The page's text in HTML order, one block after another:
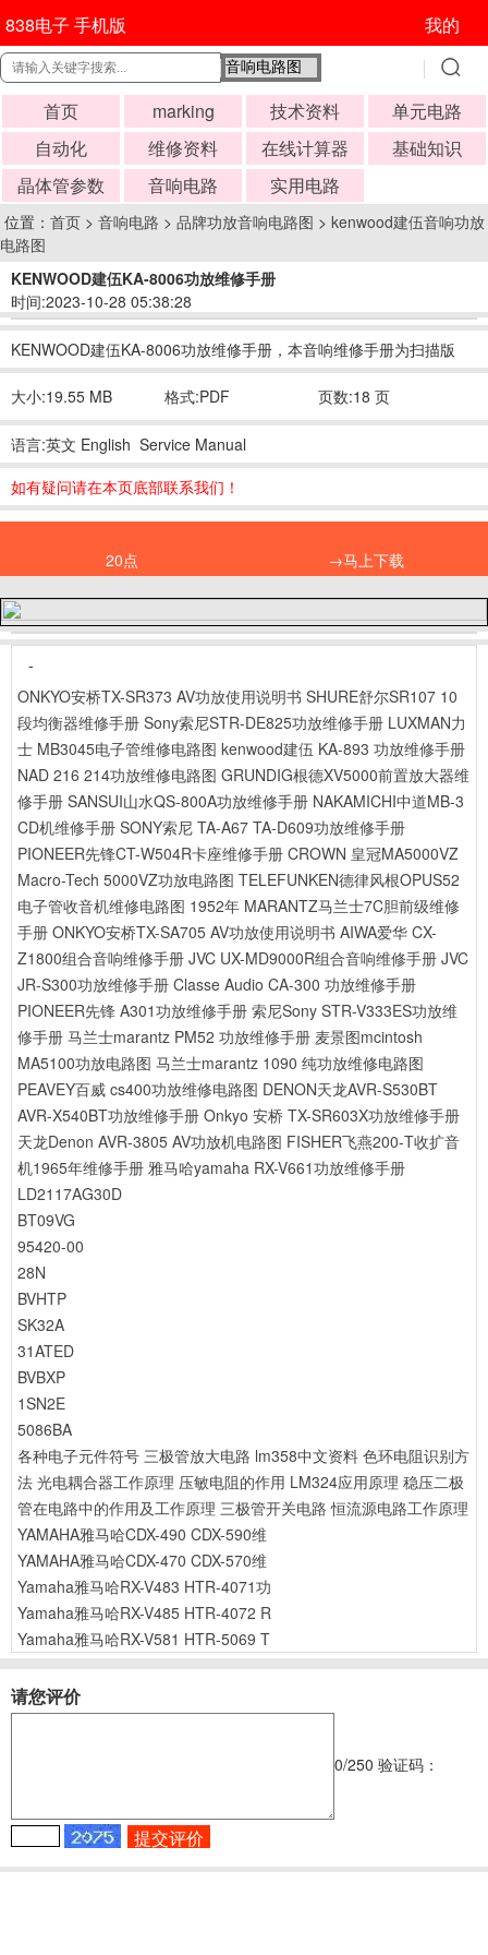
838电子 手机版 我的
首页 marking 技术资料
单元电路
自动化
维修资料 在线计算器
基础知识
晶体管参数
音响电路 实用电路
位置： 首页 > 音响电路 > 品牌功放音响电路图 > kenwood建伍音响功放
电路图
KENWOOD建伍KA-8006功放维修手册
时间:2023-10-28 05:38:28
KENWOOD建伍KA-8006功放维修手册，本音响维修手册为扫描版
大小:19.55 MB 格式:PDF 页数:18 页
语言:英文 English Service Manual
如有疑问请在本页底部联系我们！
20点 →马上下载
-
ONKYO安桥TX-SR373 AV功放使用说明书 SHURE舒尔SR107 10
段均衡器维修手册 Sony索尼STR-DE825功放维修手册 LUXMAN力
士 MB3045电子管维修电路图 kenwood建伍 KA-893 功放维修手册
NAD 216 214功放维修电路图 GRUNDIG根德XV5000前置放大器维
修手册 SANSUI山水QS-800A功放维修手册 NAKAMICHI中道MB-3
CD机维修手册 SONY索尼 TA-A67 TA-D609功放维修手册
PIONEER先锋CT-W504R卡座维修手册 CROWN 皇冠MA5000VZ
Macro-Tech 5000VZ功放电路图 TELEFUNKEN德律风根OPUS52
电子管收音机维修电路图 1952年 MARANTZ马兰士7C胆前级维修
手册 ONKYO安桥TX-SA705 AV功放使用说明书 AIWA爱华 CX-
Z1800组合音响维修手册 JVC UX-MD9000R组合音响维修手册 JVC
JR-S300功放维修手册 Classe Audio CA-300 功放维修手册
PIONEER先锋 A301功放维修手册 索尼Sony STR-V333ES功放维
修手册 马兰士marantz PM52 功放维修手册 麦景图mcintosh
MA5100功放电路图 马兰士marantz 1090 纯功放维修电路图
PEAVEY百威 cs400功放维修电路图 DENON天龙AVR-S530BT
AVR-X540BT功放维修手册 Onkyo 安桥 TX-SR603X功放维修手册
天龙Denon AVR-3805 AV功放机电路图 FISHER飞燕200-T收扩音
机1965年维修手册 雅马哈yamaha RX-V661功放维修手册
LD2117AG30D
BT09VG
95420-00
28N
BVHTP
SK32A
31ATED
BVBXP
1SN2E
5086BA
各种电子元件符号 三极管放大电路 lm358中文资料 色环电阻识别方
法 光电耦合器工作原理 压敏电阻的作用 LM324应用原理 稳压二极
管在电路中的作用及工作原理 三极管开关电路 恒流源电路工作原理
YAMAHA雅马哈CDX-490 CDX-590维
YAMAHA雅马哈CDX-470 CDX-570维
Yamaha雅马哈RX-V483 HTR-4071功
Yamaha雅马哈RX-V485 HTR-4072 R
Yamaha雅马哈RX-V581 HTR-5069 T
请您评价
0/250 验证码：